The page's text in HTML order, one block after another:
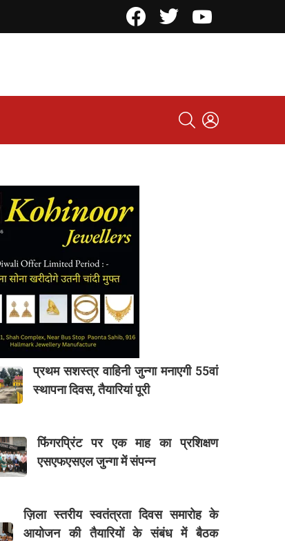
SEARCH
प्रथम सशस्त्र वाहिनी जुन्गा मनाएगी 55वां
स्थापना दिवस, तैयारियां पूरी
फिंगरप्रिंट पर एक माह का प्रशिक्षण
एसएफएसएल जुन्गा में संपन्न
ज़िला स्तरीय स्वतंत्रता दिवस समारोह के
आयोजन की तैयारियों के संबंध में बैठक